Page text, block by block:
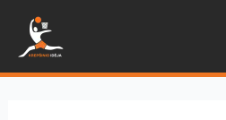
turinio